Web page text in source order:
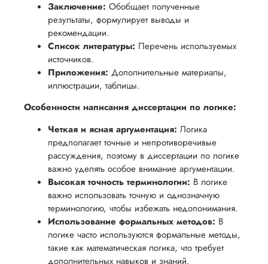
Заключение: Обобщает полученные
результаты, формулирует выводы и
рекомендации.
Список литературы: Перечень используемых
источников.
Приложения: Дополнительные материалы,
иллюстрации, таблицы.
Особенности написания диссертации по логике:
Четкая и ясная аргументация: Логика
предполагает точные и непротиворечивые
рассуждения, поэтому в диссертации по логике
важно уделять особое внимание аргументации.
Высокая точность терминологии: В логике
важно использовать точную и однозначную
терминологию, чтобы избежать недопонимания.
Использование формальных методов: В
логике часто используются формальные методы,
такие как математическая логика, что требует
дополнительных навыков и знаний.